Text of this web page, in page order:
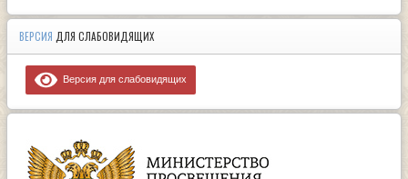
ВЕРСИЯ ДЛЯ СЛАБОВИДЯЩИХ
Версия для слабовидящих